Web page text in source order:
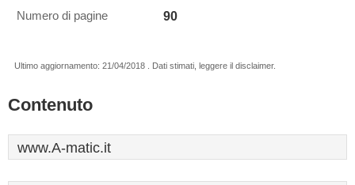
Numero di pagine 90
Ultimo aggiornamento: 21/04/2018 . Dati stimati, leggere il disclaimer.
Contenuto
www.A-matic.it